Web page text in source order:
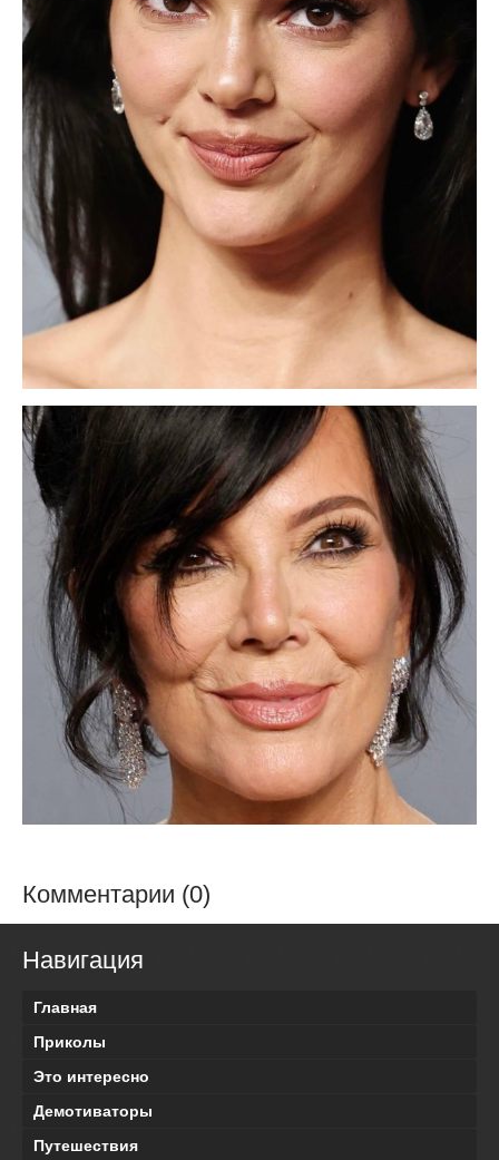
Комментарии (0)
Навигация
Главная
Приколы
Это интересно
Демотиваторы
Путешествия